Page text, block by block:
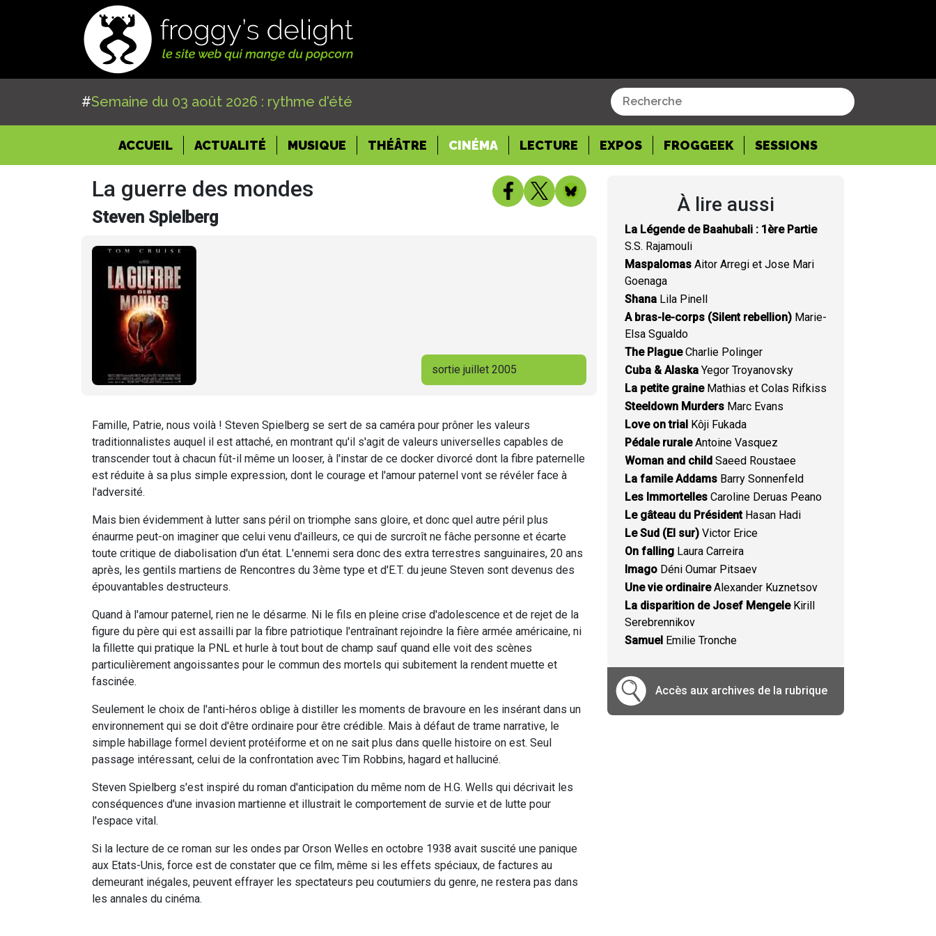
#Semaine du 03 août 2026 : rythme d'été
ACCUEIL(CURRENT)
ACTUALITÉ MUSIQUE THÉÂTRE CINÉMA LECTURE EXPOS FROGGEEK SESSIONS
La guerre des mondes
Steven Spielberg
sortie juillet 2005
Famille, Patrie, nous voilà ! Steven Spielberg se sert de sa caméra pour prôner les valeurs
traditionnalistes auquel il est attaché, en montrant qu'il s'agit de valeurs universelles capables de
transcender tout à chacun fût-il même un looser, à l'instar de ce docker divorcé dont la fibre paternelle
est réduite à sa plus simple expression, dont le courage et l'amour paternel vont se révéler face à
l'adversité.
Mais bien évidemment à lutter sans péril on triomphe sans gloire, et donc quel autre péril plus
énaurme peut-on imaginer que celui venu d'ailleurs, ce qui de surcroît ne fâche personne et écarte
toute critique de diabolisation d'un état. L'ennemi sera donc des extra terrestres sanguinaires, 20 ans
après, les gentils martiens de Rencontres du 3ème type et d'E.T. du jeune Steven sont devenus des
épouvantables destructeurs.
Quand à l'amour paternel, rien ne le désarme. Ni le fils en pleine crise d'adolescence et de rejet de la
figure du père qui est assailli par la fibre patriotique l'entraînant rejoindre la fière armée américaine, ni
la fillette qui pratique la PNL et hurle à tout bout de champ sauf quand elle voit des scènes
particulièrement angoissantes pour le commun des mortels qui subitement la rendent muette et
fascinée.
Seulement le choix de l'anti-héros oblige à distiller les moments de bravoure en les insérant dans un
environnement qui se doit d'être ordinaire pour être crédible. Mais à défaut de trame narrative, le
simple habillage formel devient protéiforme et on ne sait plus dans quelle histoire on est. Seul
passage intéressant, celui de la confrontation avec Tim Robbins, hagard et halluciné.
Steven Spielberg s'est inspiré du roman d'anticipation du même nom de H.G. Wells qui décrivait les
conséquences d'une invasion martienne et illustrait le comportement de survie et de lutte pour
l'espace vital.
Si la lecture de ce roman sur les ondes par Orson Welles en octobre 1938 avait suscité une panique
aux Etats-Unis, force est de constater que ce film, même si les effets spéciaux, de factures au
demeurant inégales, peuvent effrayer les spectateurs peu coutumiers du genre, ne restera pas dans
les annales du cinéma.
À lire aussi
La Légende de Baahubali : 1ère Partie
S.S. Rajamouli
Maspalomas Aitor Arregi et Jose Mari
Goenaga
Shana Lila Pinell
A bras-le-corps (Silent rebellion) Marie-
Elsa Sgualdo
The PlagueCharlie Polinger
Cuba & Alaska Yegor Troyanovsky
La petite graineMathias et Colas Rifkiss
Steeldown Murders Marc Evans
Love on trial Kôji Fukada
Pédale ruraleAntoine Vasquez
Woman and child Saeed Roustaee
La famile Addams Barry Sonnenfeld
Les Immortelles Caroline Deruas Peano
Le gâteau du PrésidentHasan Hadi
Le Sud (El sur) Victor Erice
On falling Laura Carreira
Imago Déni Oumar Pitsaev
Une vie ordinaireAlexander Kuznetsov
La disparition de Josef MengeleKirill
Serebrennikov
Samuel Emilie Tronche
Accès aux archives de la rubrique